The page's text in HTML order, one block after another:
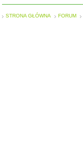
STRONA GŁÓWNA FORUM